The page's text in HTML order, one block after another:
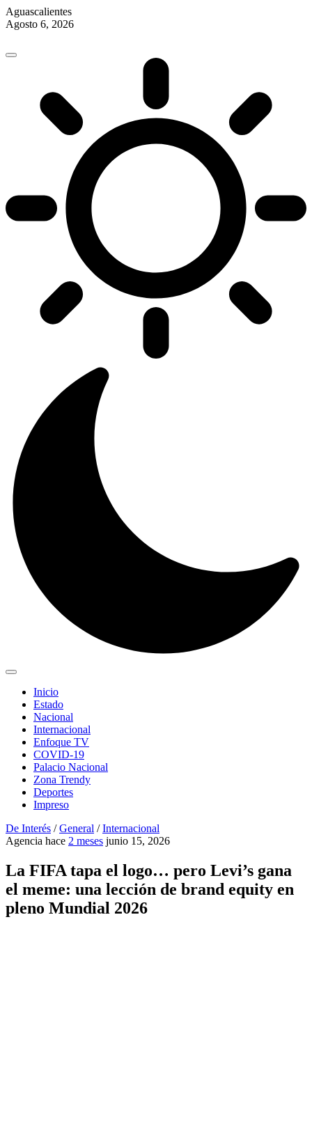
Aguascalientes
Agosto 6, 2026
content
Inicio
Estado
Nacional
Internacional
Enfoque TV
COVID-19
Palacio Nacional
Zona Trendy
Deportes
Impreso
De Interés /General /Internacional
Agencia hace 2 meses junio 15, 2026
La FIFA tapa el logo… pero Levi’s gana
el meme: una lección de brand equity en
pleno Mundial 2026